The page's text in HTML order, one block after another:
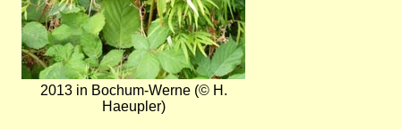
2013 in Bochum-Werne (© H.
Haeupler)